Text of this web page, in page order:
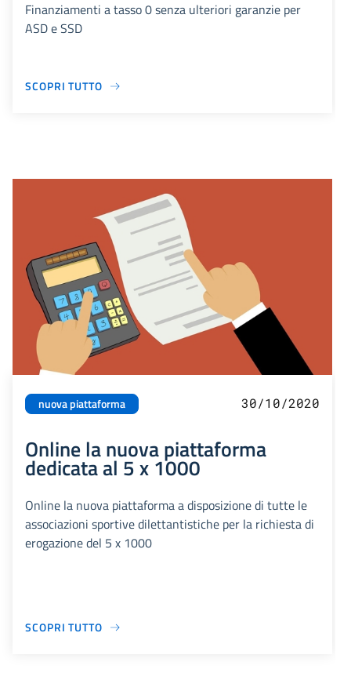
Finanziamenti a tasso 0 senza ulteriori garanzie per
ASD e SSD
SCOPRI TUTTO
nuova piattaforma 30/10/2020
Online la nuova piattaforma
dedicata al 5 x 1000
Online la nuova piattaforma a disposizione di tutte le
associazioni sportive dilettantistiche per la richiesta di
erogazione del 5 x 1000
SCOPRI TUTTO